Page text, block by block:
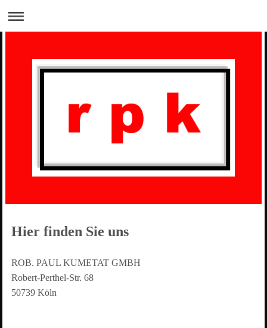
Hier finden Sie uns
ROB. PAUL KUMETAT GMBH
Robert-Perthel-Str. 68
50739 Köln